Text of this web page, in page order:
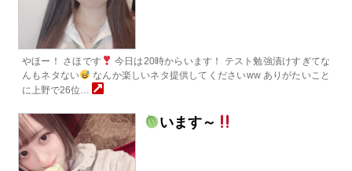
やほー！ さほです
今日は20時からいます！ テスト勉強漬けすぎてな
んもネタない
なんか楽しいネタ提供してくださいww ありがたいこと
に上野で26位…
います～